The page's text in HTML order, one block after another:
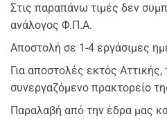
Στις παραπάνω τιμές δεν
ανάλογος Φ.Π.Α.
Αποστολή σε 1-4 εργάσιμες
Για αποστολές εκτός
συνεργαζόμενο πρακτορείο
Παραλαβή από την έδρα μας